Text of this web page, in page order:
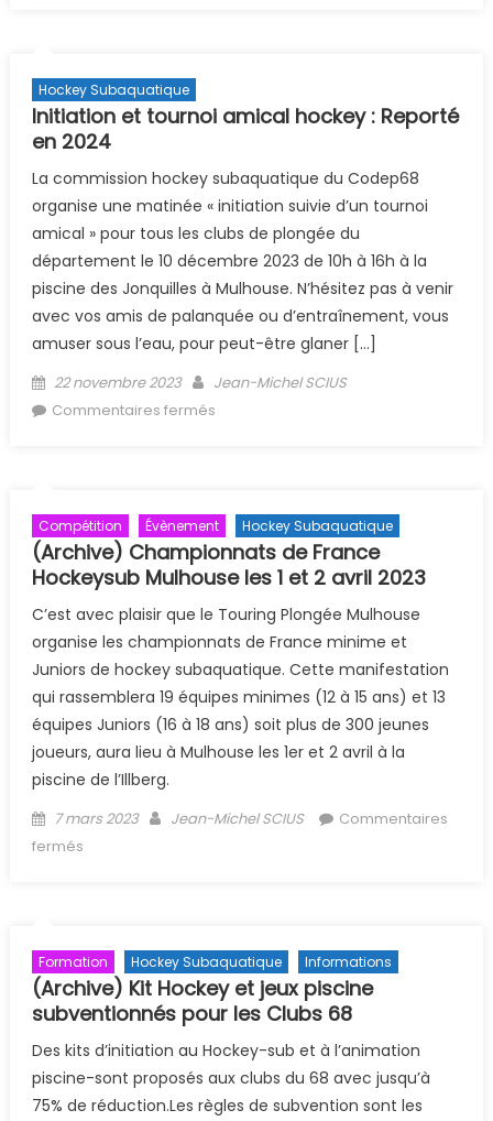
Hockey Subaquatique
Initiation et tournoi amical hockey : Reporté
en 2024
La commission hockey subaquatique du Codep68
organise une matinée « initiation suivie d’un tournoi
amical » pour tous les clubs de plongée du
département le 10 décembre 2023 de 10h à 16h à la
piscine des Jonquilles à Mulhouse. N’hésitez pas à venir
avec vos amis de palanquée ou d’entraînement, vous
amuser sous l’eau, pour peut-être glaner […]
Posted on
22 novembre 2023 Author
Jean-Michel SCIUS
Commentaires fermés
Compétition Évènement Hockey Subaquatique
(Archive) Championnats de France
Hockeysub Mulhouse les 1 et 2 avril 2023
C’est avec plaisir que le Touring Plongée Mulhouse
organise les championnats de France minime et
Juniors de hockey subaquatique. Cette manifestation
qui rassemblera 19 équipes minimes (12 à 15 ans) et 13
équipes Juniors (16 à 18 ans) soit plus de 300 jeunes
joueurs, aura lieu à Mulhouse les 1er et 2 avril à la
piscine de l’Illberg.
Posted on
7 mars 2023 Author
Jean-Michel SCIUS
Commentaires
fermés
Formation Hockey Subaquatique Informations
(Archive) Kit Hockey et jeux piscine
subventionnés pour les Clubs 68
Des kits d’initiation au Hockey-sub et à l’animation
piscine-sont proposés aux clubs du 68 avec jusqu’à
75% de réduction.Les règles de subvention sont les